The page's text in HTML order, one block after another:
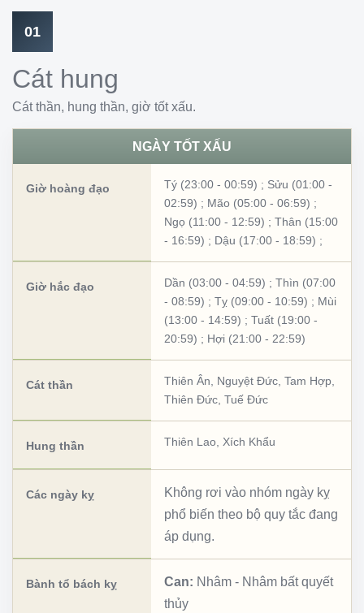
01
Cát hung
Cát thần, hung thần, giờ tốt xấu.
NGÀY TỐT XẤU
Giờ hoàng đạo Tý (23:00 - 00:59) ; Sửu (01:00 -
02:59) ; Mão (05:00 - 06:59) ;
Ngọ (11:00 - 12:59) ; Thân (15:00
- 16:59) ; Dậu (17:00 - 18:59) ;
Giờ hắc đạo Dần (03:00 - 04:59) ; Thìn (07:00
- 08:59) ; Tỵ (09:00 - 10:59) ; Mùi
(13:00 - 14:59) ; Tuất (19:00 -
20:59) ; Hợi (21:00 - 22:59)
Cát thần Thiên Ân Nguyệt Đức Tam Hợp
Thiên Đức Tuế Đức
Hung thần Thiên Lao Xích Khẩu
Các ngày kỵ
Không rơi vào nhóm ngày kỵ
phổ biến theo bộ quy tắc đang
áp dụng.
Bành tổ bách kỵ Can: Nhâm - Nhâm bất quyết
thủy